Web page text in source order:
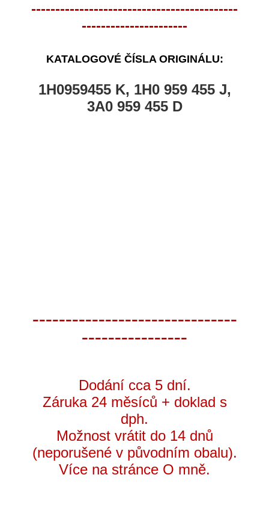
-------------------------------------------
----------------------
KATALOGOVÉ ČÍSLA ORIGINÁLU:
1H0959455 K, 1H0 959 455 J,
3A0 959 455 D
-------------------------------
----------------
Dodání cca 5 dní.
Záruka 24 měsíců + doklad s
dph.
Možnost vrátit do 14 dnů
(neporušené v původním obalu).
Více na stránce O mně.